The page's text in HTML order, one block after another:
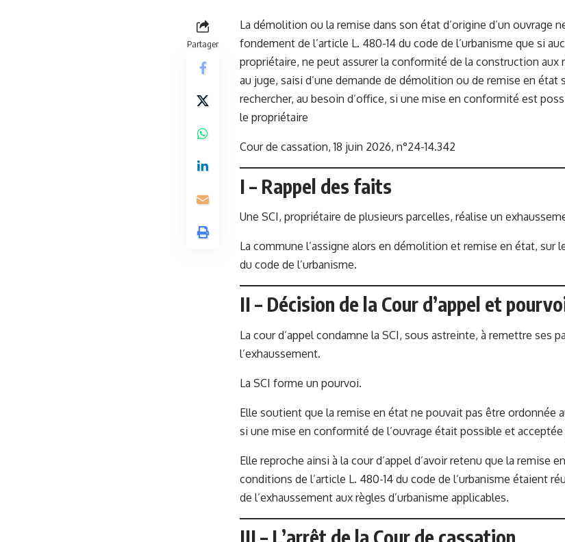
Partager
La démolition ou la remise dans son état d’origine d’un ouvrage
fondement de l’article L. 480-14 du code de l’urbanisme que si
propriétaire, ne peut assurer la conformité de la construction aux
au juge, saisi d’une demande de démolition ou de remise en
rechercher, au besoin d’office, si une mise en conformité est
le propriétaire
Cour de cassation, 18 juin 2026, n°24-14.342
I – Rappel des faits
Une SCI, propriétaire de plusieurs parcelles, réalise un
La commune l’assigne alors en démolition et remise en état, sur
du code de l’urbanisme.
II – Décision de la Cour d’appel et
La cour d’appel condamne la SCI, sous astreinte, à remettre ses
l’exhaussement.
La SCI forme un pourvoi.
Elle soutient que la remise en état ne pouvait pas être ordonnée
si une mise en conformité de l’ouvrage était possible et
Elle reproche ainsi à la cour d’appel d’avoir retenu que la remise
conditions de l’article L. 480-14 du code de l’urbanisme étaient
de l’exhaussement aux règles d’urbanisme applicables.
III – L’arrêt de la Cour de cassation